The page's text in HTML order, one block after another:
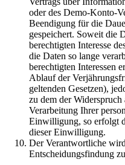
oder des Demo-Konto-
Beendigung für die
gespeichert. Soweit die
berechtigten Interesse
die Daten so lange
berechtigten Interessen
Ablauf der
geltenden Gesetzen),
zu dem der
Verarbeitung Ihrer
Einwilligung, so erfolgt
dieser Einwilligung.
Der Verantwortliche
Entscheidungsfindung